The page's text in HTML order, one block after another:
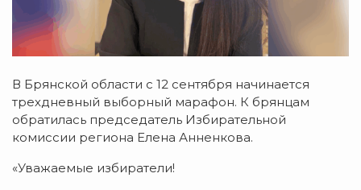
В Брянской области с 12 сентября начинается
трехдневный выборный марафон. К брянцам
обратилась председатель Избирательной
комиссии региона Елена Анненкова.
«Уважаемые избиратели!